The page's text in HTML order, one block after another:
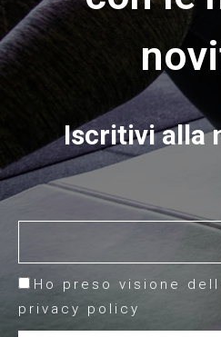
Iscritivi alla
Ho preso visione
privacy policy